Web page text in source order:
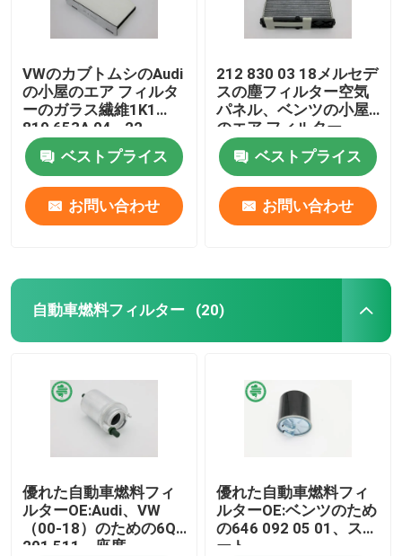
VWのカブトムシのAudi
の小屋のエア フィルタ
ーのガラス繊維1K1
819 653A 04 - 22
ベストプライス
お問い合わせ
212 830 03 18メルセデ
スの塵フィルター空気
パネル、ベンツの小屋
のエア フィルター
ベストプライス
お問い合わせ
自動車燃料フィルター (20)
優れた自動車燃料フィ
ルターOE:Audi、VW
（00-18）のための6Q0
201 511、座席
優れた自動車燃料フィ
ルターOE:ベンツのため
の646 092 05 01、スマ
ート